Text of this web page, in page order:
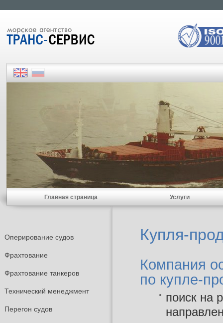
Главная страница Услуги
Оперирование судов
Фрахтование
Фрахтование танкеров
Технический менеджмент
Перегон судов
Купля-
Компания
по купле-
поиск на